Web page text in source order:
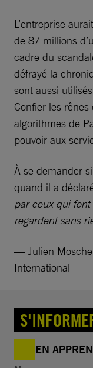
L’entreprise
de 87 millions
cadre du
défrayé la
sont aussi
Confier les
algorithmes de
pouvoir aux
À se demander
quand il a
par ceux qui
regardent sans
— Julien
International
EN